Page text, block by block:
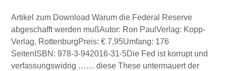
Artikel zum Download Warum die Federal Reserve
abgeschafft werden mußAutor: Ron PaulVerlag: Kopp-
Verlag, RottenburgPreis: € 7,95Umfang: 176
SeitenISBN: 978-3-942016-31-5Die Fed ist korrupt und
verfassungswidrig …… diese These untermauert der